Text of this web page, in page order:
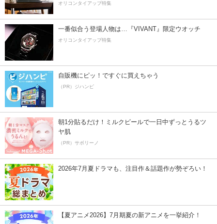
オリコンタイアップ特集
一番似合う登場人物は…『VIVANT』限定ウオッチ
オリコンタイアップ特集
自販機にピッ！ですぐに買えちゃう
（PR）ジハンピ
朝1分貼るだけ！ミルクピールで一日中ずっとうるツ
ヤ肌
（PR）サボリーノ
2026年7月夏ドラマも、注目作＆話題作が勢ぞろい！
【夏アニメ2026】7月期夏の新アニメを一挙紹介！